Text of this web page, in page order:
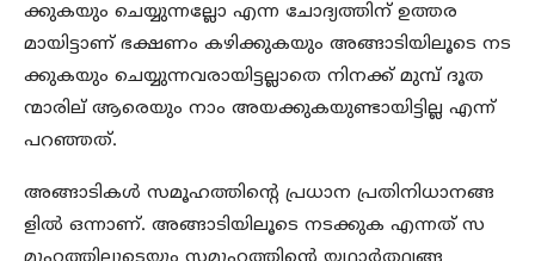
ക്കുകയും ചെയ്യുന്നല്ലോ എന്ന ചോദ്യത്തിന് ഉത്തര
മായിട്ടാണ് ഭക്ഷണം കഴിക്കുകയും അങ്ങാടിയിലൂടെ നട
ക്കുകയും ചെയ്യുന്നവരായിട്ടല്ലാതെ നിനക്ക് മുമ്പ് ദൂത
ന്മാരില് ആരെയും നാം അയക്കുകയുണ്ടായിട്ടില്ല എന്ന്
പറഞ്ഞത്.
അങ്ങാടികൾ സമൂഹത്തിന്റെ പ്രധാന പ്രതിനിധാനങ്ങ
ളിൽ ഒന്നാണ്. അങ്ങാടിയിലൂടെ നടക്കുക എന്നത് സ